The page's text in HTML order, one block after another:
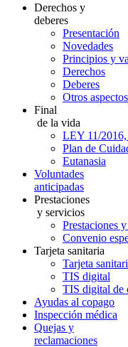
Derechos y
deberes
Presentación
Novedades
Principios y
Derechos
Deberes
Otros aspectos
Final
de la vida
LEY 11/
Plan de
Eutanasia
Voluntades
anticipadas
Prestaciones
y servicios
Prestaciones
Convenio
Tarjeta sanitaria
Tarjeta
TIS digital
TIS digital de
Ayudas al copago
Inspección médica
Quejas y
reclamaciones